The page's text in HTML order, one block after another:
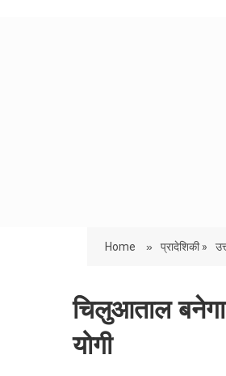
Home » प्रादेशिकी »
चिलुआताल
योगी